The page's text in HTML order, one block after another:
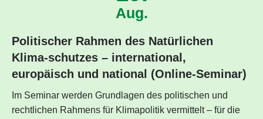
Aug.
Politischer Rahmen des Natürlichen
Klima-schutzes – international,
europäisch und national (Online-Seminar)
Im Seminar werden Grundlagen des politischen und
rechtlichen Rahmens für Klimapolitik vermittelt – für die